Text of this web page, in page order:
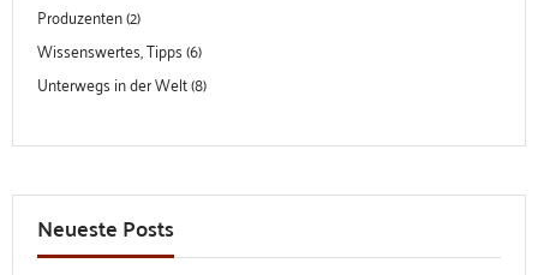
Produzenten (2)
Wissenswertes, Tipps (6)
Unterwegs in der Welt (8)
Neueste Posts